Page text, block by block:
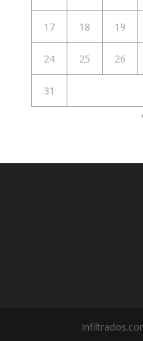
17 18 19
24 25 26
31